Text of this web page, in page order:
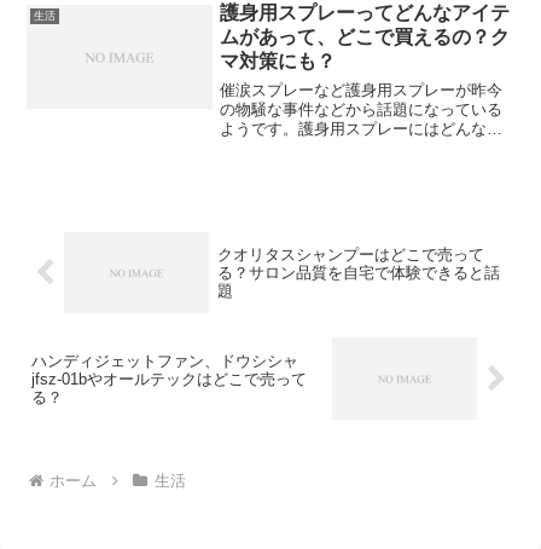
生活
護身用スプレーってどんなアイテ
ムがあって、どこで買えるの？ク
マ対策にも？
催涙スプレーなど護身用スプレーが昨今
の物騒な事件などから話題になっている
ようです。護身用スプレーにはどんな種
クオリタスシャンプーはどこで売って
る？サロン品質を自宅で体験できると話
題
ハンディジェットファン、ドウシシャ
jfsz-01bやオールテックはどこで売って
る？
ホーム 生活